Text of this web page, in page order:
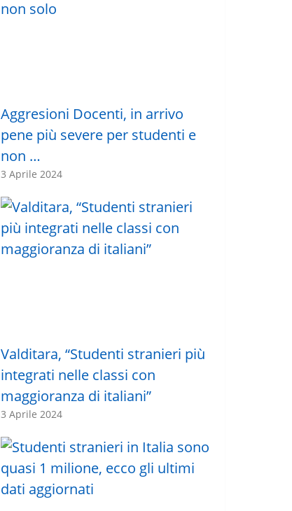
Aggresioni Docenti, in arrivo
pene più severe per studenti e
non …
3 Aprile 2024
Valditara, “Studenti stranieri più
integrati nelle classi con
maggioranza di italiani”
3 Aprile 2024